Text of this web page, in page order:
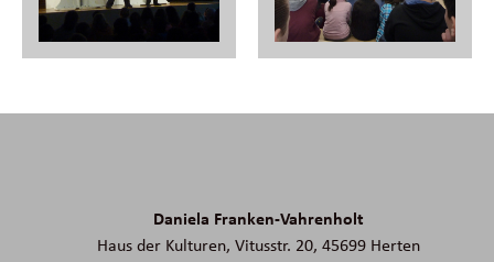
Daniela Franken-Vahrenholt
Haus der Kulturen, Vitusstr. 20, 45699 Herten